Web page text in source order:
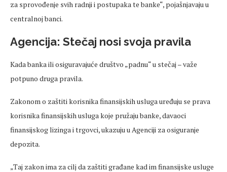
za sprovođenje svih radnji i postupaka te banke“, pojašnjavaju u
centralnoj banci.
Agencija: Stečaj nosi svoja pravila
Kada banka ili osiguravajuće društvo „padnu“ u stečaj – važe
potpuno druga pravila.
Zakonom o zaštiti korisnika finansijskih usluga uređuju se prava
korisnika finansijskih usluga koje pružaju banke, davaoci
finansijskog lizinga i trgovci, ukazuju u Agenciji za osiguranje
depozita.
„Taj zakon ima za cilj da zaštiti građane kad im finansijske usluge